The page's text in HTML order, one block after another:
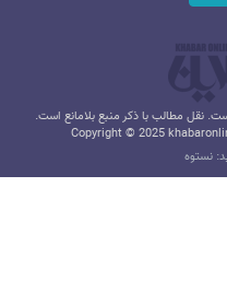
نقل مطالب با ذکر منبع بلامانع است.
Copyright © 2025
نستوه